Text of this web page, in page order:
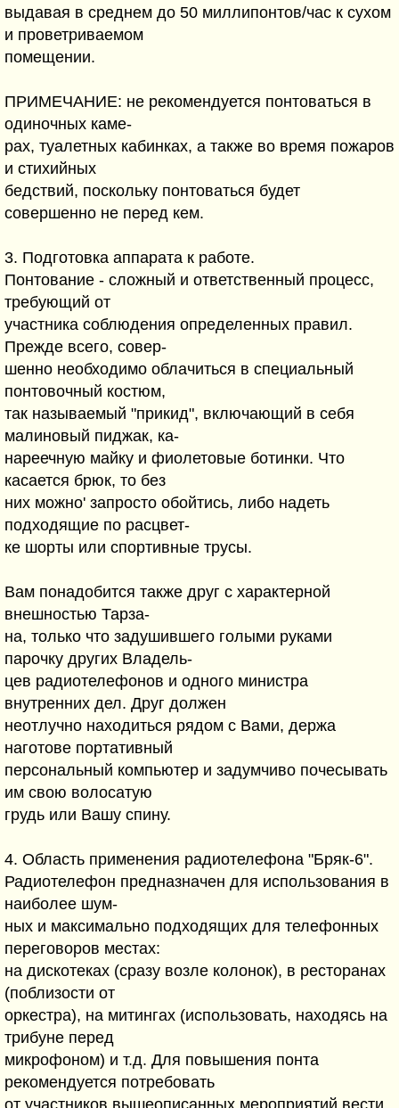
выдавая в среднем до 50 миллипонтов/час к сухом
и проветриваемом
помещении.
ПРИМЕЧАHИЕ: не рекомендуется понтоваться в
одиночных каме-
рах, туалетных кабинках, а также во время пожаров
и стихийных
бедствий, поскольку понтоваться будет
совершенно не перед кем.
3. Подготовка аппарата к работе.
Понтование - сложный и ответственный процесс,
требующий от
участника соблюдения определенных правил.
Прежде всего, совер-
шенно необходимо облачиться в специальный
понтовочный костюм,
так называемый "прикид", включающий в себя
малиновый пиджак, ка-
нареечную майку и фиолетовые ботинки. Что
касается брюк, то без
них можно' запросто обойтись, либо надеть
подходящие по расцвет-
ке шорты или спортивные трусы.
Вам понадобится также друг с характерной
внешностью Тарза-
на, только что задушившего голыми руками
парочку других Владель-
цев радиотелефонов и одного министра
внутренних дел. Друг должен
неотлучно находиться рядом с Вами, держа
наготове портативный
персональный компьютер и задумчиво почесывать
им свою волосатую
грудь или Вашу спину.
4. Область применения радиотелефона "Бряк-6".
Радиотелефон предназначен для использования в
наиболее шум-
ных и максимально подходящих для телефонных
переговоров местах:
на дискотеках (сразу возле колонок), в ресторанах
(поблизости от
оркестра), на митингах (использовать, находясь на
трибуне перед
микрофоном) и т.д. Для повышения понта
рекомендуется потребовать
от участников вышеописанных мероприятий вести